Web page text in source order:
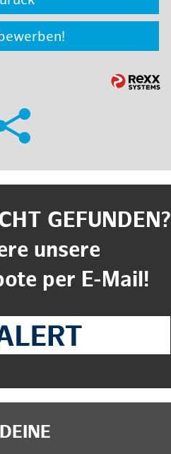
GEFUNDEN?
unsere
per E-Mail!